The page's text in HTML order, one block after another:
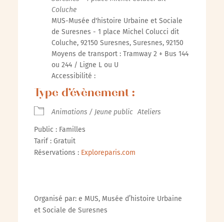
Coluche
MUS-Musée d'histoire Urbaine et Sociale
de Suresnes - 1 place Michel Colucci dit
Coluche, 92150 Suresnes, Suresnes, 92150
Moyens de transport : Tramway 2 + Bus 144
ou 244 / Ligne L ou U
Accessibilité :
Type d’évènement :
Animations / Jeune public Ateliers
Public : Familles
Tarif : Gratuit
Réservations : Exploreparis.com
Organisé par: e MUS, Musée d’histoire Urbaine
et Sociale de Suresnes